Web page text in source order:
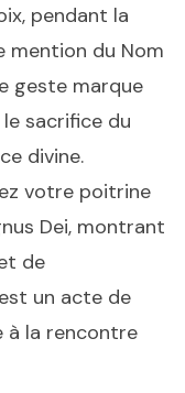
pendant la
mention du Nom
geste marque
sacrifice du
divine.
votre poitrine
Dei, montrant
de
un acte de
à la rencontre